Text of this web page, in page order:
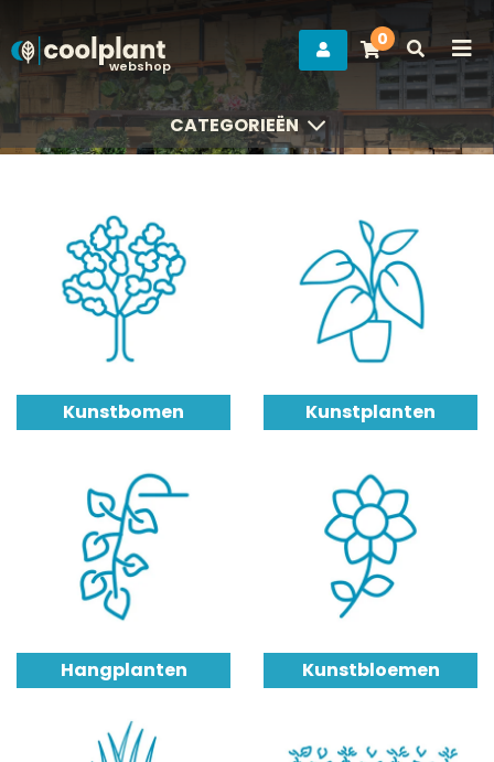
webshop
0
CATEGORIEËN
CATEGORIEËN
Kunstbomen Kunstplanten
Hangplanten Kunstbloemen